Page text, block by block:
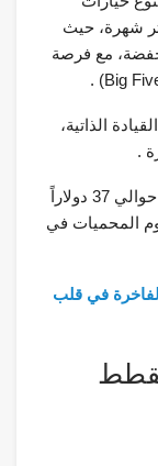
شهرة، حيث
مع فرصة
الذاتية،
.
: تتراوح رسوم دخول المنتزه حوالي 37 دولاراً
المحميات في
في قلب